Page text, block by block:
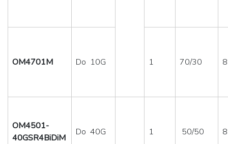
OM4701M Do 10G 1 70/30
OM4501-
40GSR4BiDiM
Do 40G 1 50/50